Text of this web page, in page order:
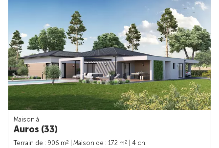
Maison à
Auros (33)
Terrain de : 906 m2 | Maison de : 172 m2
| 4 ch.